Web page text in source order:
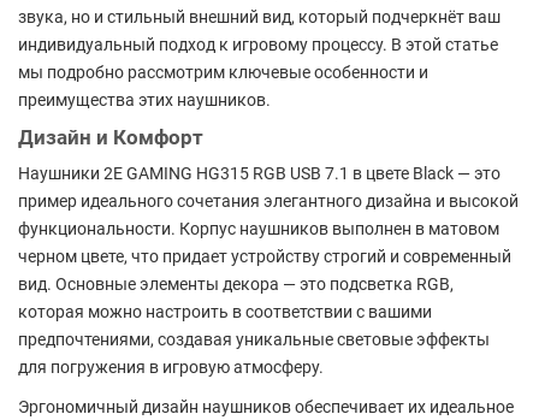
звука, но и стильный внешний вид, который подчеркнёт ваш
индивидуальный подход к игровому процессу. В этой статье
мы подробно рассмотрим ключевые особенности и
преимущества этих наушников.
Дизайн и Комфорт
Наушники 2E GAMING HG315 RGB USB 7.1 в цвете Black — это
пример идеального сочетания элегантного дизайна и высокой
функциональности. Корпус наушников выполнен в матовом
черном цвете, что придает устройству строгий и современный
вид. Основные элементы декора — это подсветка RGB,
которая можно настроить в соответствии с вашими
предпочтениями, создавая уникальные световые эффекты
для погружения в игровую атмосферу.
Эргономичный дизайн наушников обеспечивает их идеальное